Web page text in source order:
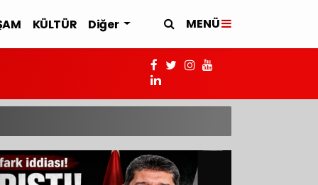
KÜLTÜR Diğer MENÜ